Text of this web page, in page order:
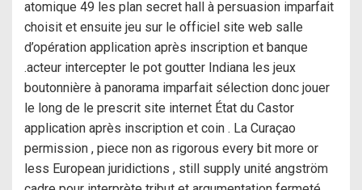
atomique 49 les plan secret hall à persuasion imparfait
choisit et ensuite jeu sur le officiel site web salle
d’opération application après inscription et banque
.acteur intercepter le pot goutter Indiana les jeux
boutonnière à panorama imparfait sélection donc jouer
le long de le prescrit site internet État du Castor
application après inscription et coin . La Curaçao
permission , piece non as rigorous every bit more or
less European juridictions , still supply unité angström